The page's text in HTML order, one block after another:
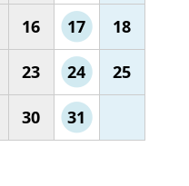
16 17 18
23 24 25
30 31